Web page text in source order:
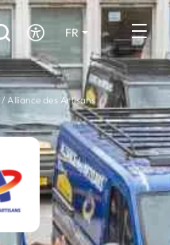
FR
DE
EN
/ Alliance des Artisans